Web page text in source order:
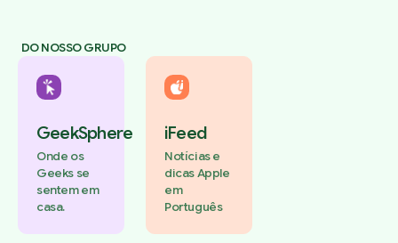
DO NOSSO GRUPO
GeekSphere
Onde os
Geeks se
sentem em
casa.
iFeed
Notícias e
dicas Apple
em
Português